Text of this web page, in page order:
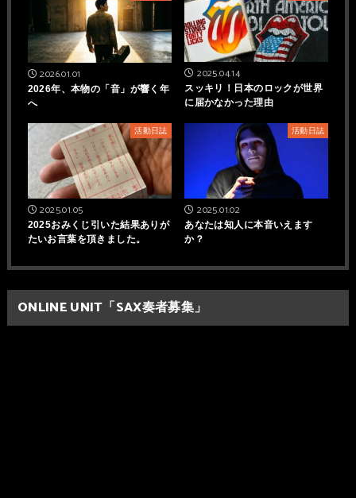
2026.01.01
2026年、本物の「音」が響く年
へ
2025.04.14
スッキリ！日本のロックが世界
に届かなかった理由
活動日誌
2025.01.05
2025おみくじ引いた結果ありが
たいお言葉を頂きました。
活動日誌
2025.01.02
あなたは知人に本音いえます
か？
ONLINE UNIT「SAX奏者募集」